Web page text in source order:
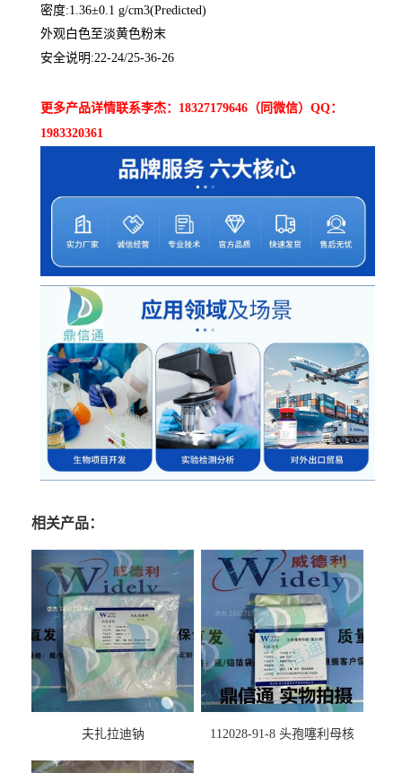
密度:1.36±0.1 g/cm3(Predicted)
外观白色至淡黄色粉末
安全说明:22-24/25-36-26
更多产品详情联系李杰：18327179646（同微信）QQ：
1983320361
相关产品：
夫扎拉迪钠
112028-91-8 头孢噻利母核